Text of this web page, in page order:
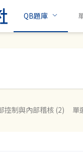
QB題庫
控制與內部稽核 (2) 單